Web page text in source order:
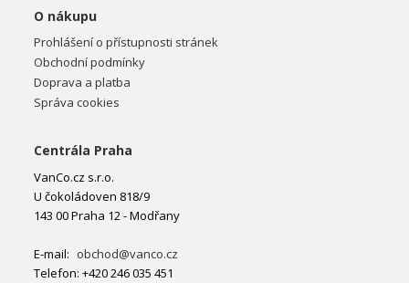
O nákupu
Prohlášení o přístupnosti stránek
Obchodní podmínky
Doprava a platba
Správa cookies
Centrála Praha
VanCo.cz s.r.o.
U čokoládoven 818/9
143 00 Praha 12 - Modřany
E-mail: obchod@vanco.cz
Telefon: +420 246 035 451